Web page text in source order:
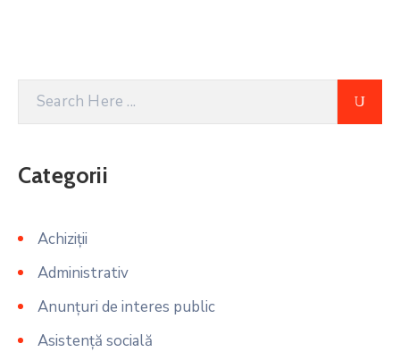
Categorii
Achiziții
Administrativ
Anunțuri de interes public
Asistență socială